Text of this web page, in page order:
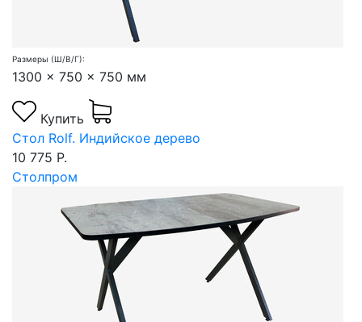
Размеры (Ш/В/Г):
1300 x 750 x 750 мм
Купить
Стол Rolf. Индийское дерево
10 775 Р.
Столпром